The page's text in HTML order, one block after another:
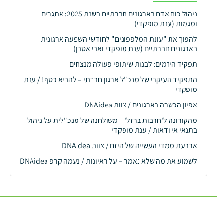
ניהול כוח אדם בארגונים חברתיים בשנת 2025: אתגרים
ומגמות (ענת מופקדי)
להפוך את "עונת המלפפונים" לחודשי השפעה ארגונית
בארגונים חברתיים (ענת מופקדי ואבי אסבן)
תפקיד היזמים: לבנות שיתופי פעולה מנצחים
התפקיד העיקרי של מנכ"ל ארגון חברתי – להביא כסף! / ענת
מופקדי
אפיון הכשרה בארגונים / צוות DNAidea
מהקורונה ל'חרבות ברזל' – משולחנה של מנכ"לית על ניהול
בתנאי אי ודאות / ענת מופקדי
ארבעת ממדי העשייה של היזם / צוות DNAidea
לשמוע את מה שלא נאמר – על ראיונות / נעמה קרפ DNAidea